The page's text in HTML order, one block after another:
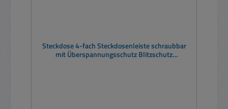
Steckdose 4-fach Steckdosenleiste schraubbar
mit Überspannungsschutz Blitzschutz